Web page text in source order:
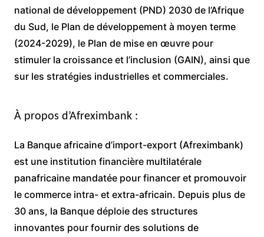
national de développement (PND) 2030 de l’Afrique
du Sud, le Plan de développement à moyen terme
(2024-2029), le Plan de mise en œuvre pour
stimuler la croissance et l’inclusion (GAIN), ainsi que
sur les stratégies industrielles et commerciales.
À propos d’Afreximbank :
La Banque africaine d’import-export (Afreximbank)
est une institution financière multilatérale
panafricaine mandatée pour financer et promouvoir
le commerce intra- et extra-africain. Depuis plus de
30 ans, la Banque déploie des structures
innovantes pour fournir des solutions de